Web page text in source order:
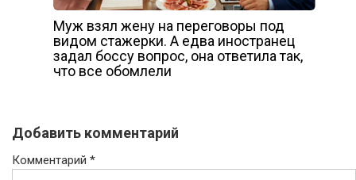
Муж взял жену на переговоры под
видом стажерки. А едва иностранец
задал боссу вопрос, она ответила так,
что все обомлели
Добавить комментарий
Комментарий *